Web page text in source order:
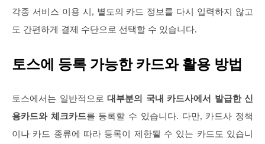
각종 서비스 이용 시, 별도의 카드 정보를 다시 입력하지 않고
도 간편하게 결제 수단으로 선택할 수 있습니다.
토스에 등록 가능한 카드와 활용 방법
토스에서는 일반적으로 대부분의 국내 카드사에서 발급한 신
용카드와 체크카드를 등록할 수 있습니다. 다만, 카드사 정책
이나 카드 종류에 따라 등록이 제한될 수 있는 카드도 있습니